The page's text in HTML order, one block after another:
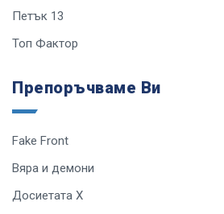
Петък 13
Топ Фактор
Препоръчваме Ви
Fake Front
Вяра и демони
Досиетата Х